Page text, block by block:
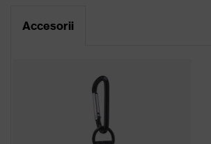
Înveliş
Suprafaţă
acoperire
Accesorii